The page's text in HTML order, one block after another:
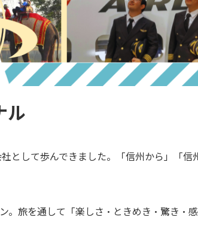
ル
として歩んできました。「信州から」「
旅を通して「楽しさ・ときめき・驚き・